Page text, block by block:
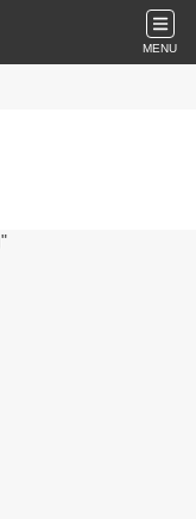
MENU